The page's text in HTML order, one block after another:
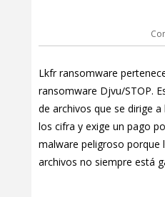
Lkfr ransomware
ransomware Djvu/STOP.
de archivos que se dirige
los cifra y exige un pago
malware peligroso porque
archivos no siempre está